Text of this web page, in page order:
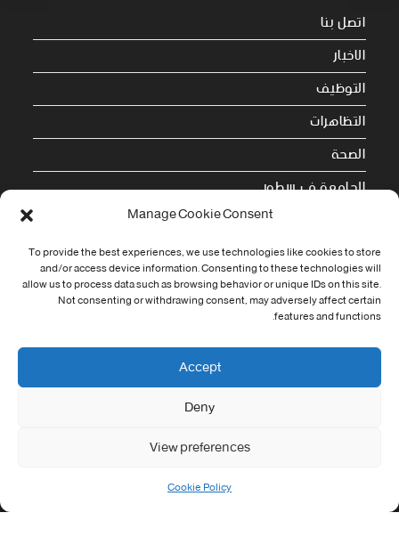
Manage Cookie Consent
To provide the best experiences, we use technologies like cookies to store
and/or access device information. Consenting to these technologies will
allow us to process data such as browsing behavior or unique IDs on this site.
Not consenting or withdrawing consent, may adversely affect certain
features and functions.
Accept
Deny
View preferences
Cookie Policy
اتصل بنا
الاخبار
التوظيف
التظاهرات
الصحة
الجامعة في سطور
Cookie Policy (EU)
معلومات الاتصال
Address:
جامعة العربي التبسي طريق قسنطينة - تبسة
contact@univ-tebessa.dz